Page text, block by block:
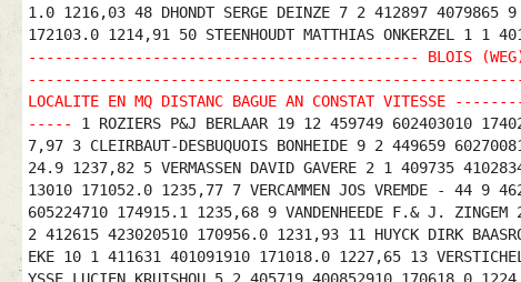
1.0 1216,03 48 DHONDT SERGE DEINZE 7 2 412897 4079865
172103.0 1214,91 50 STEENHOUDT MATTHIAS ONKERZEL 1
-------------------------------------------- BLOIS (WEG)
----------------------------------------------------------- NR NAAM
LOCALITE EN MQ DISTANC BAGUE AN
-----
1 ROZIERS P&J BERLAAR 19 12 459749 602403010
7,97 3 CLEIRBAUT-DESBUQUOIS BONHEIDE 9 2 449659
24.9 1237,82 5 VERMASSEN DAVID GAVERE 2 1 409735
13010 171052.0 1235,77 7 VERCAMMEN JOS VREMDE - 44 9
605224710 174915.1 1235,68 9 VANDENHEEDE F.& J.
2 412615 423020510 170956.0 1231,93 11 HUYCK DIRK
EKE 10 1 411631 401091910 171018.0 1227,65 13